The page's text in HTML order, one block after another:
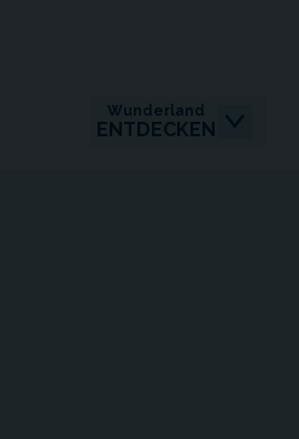
Wunderland
ENTDECKEN